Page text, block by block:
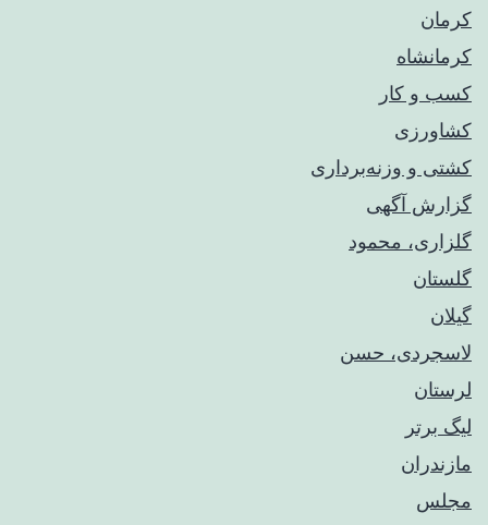
کرمان
کرمانشاه
کسب و کار
کشاورزی
کشتی و وزنه‌برداری
گزارش آگهی
گلزاری، محمود
گلستان
گیلان
لاسجردی، حسن
لرستان
لیگ برتر
مازندران
مجلس